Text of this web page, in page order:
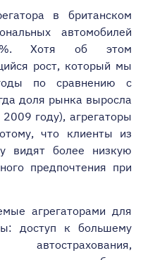
в британском
автомобилей
Хотя об этом
рост, который мы
по сравнению с
доля рынка выросла
году), агрегаторы
что клиенты из
видят более низкую
предпочтения при
агрегаторами для
доступ к большему